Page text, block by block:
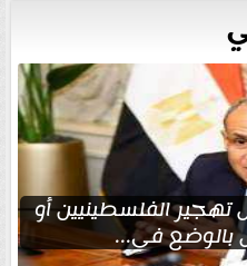
الفلسطينيين أو
بالوضع في...